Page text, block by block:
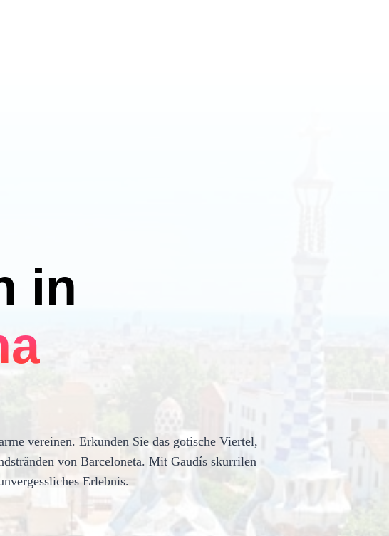
in
vereinen. Erkunden Sie das gotische Viertel,
von Barceloneta. Mit Gaudís skurrilen
Erlebnis.